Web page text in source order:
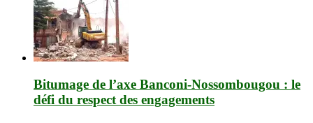
Bitumage de l’axe Banconi-Nossombougou : le
défi du respect des engagements